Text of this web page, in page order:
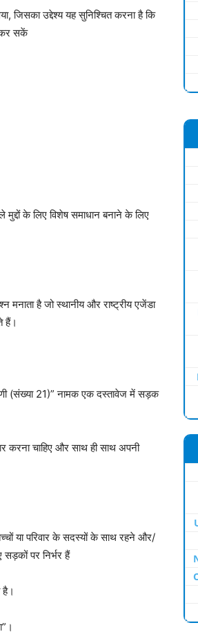
जिसका उद्देश्य यह सुनिश्चित करना है कि
कर सकें
के लिए विशेष समाधान बनाने के लिए
है जो स्थानीय और राष्ट्रीय एजेंडा
हैं।
(संख्या 21)” नामक एक दस्तावेज में सड़क
करना चाहिए और साथ ही साथ अपनी
या परिवार के सदस्यों के साथ रहने और/
पर निर्भर हैं
है।